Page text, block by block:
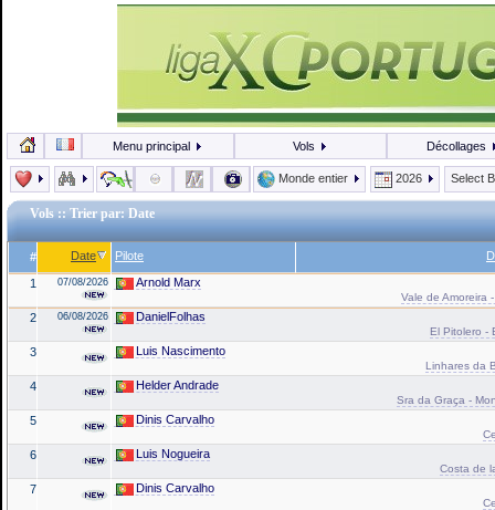
Menu principal Vols Décollages
Monde entier 2026 Select
Vols :: Trier par: Date
# Date Pilote
1 07/08/2026 Arnold Marx
Vale de Amoreira
2 06/08/2026 DanielFolhas
El Pitolero -
3 Luis Nascimento
Linhares da
4 Helder Andrade
Sra da Graça -
5 Dinis Carvalho
6 Luis Nogueira
Costa de
7 Dinis Carvalho